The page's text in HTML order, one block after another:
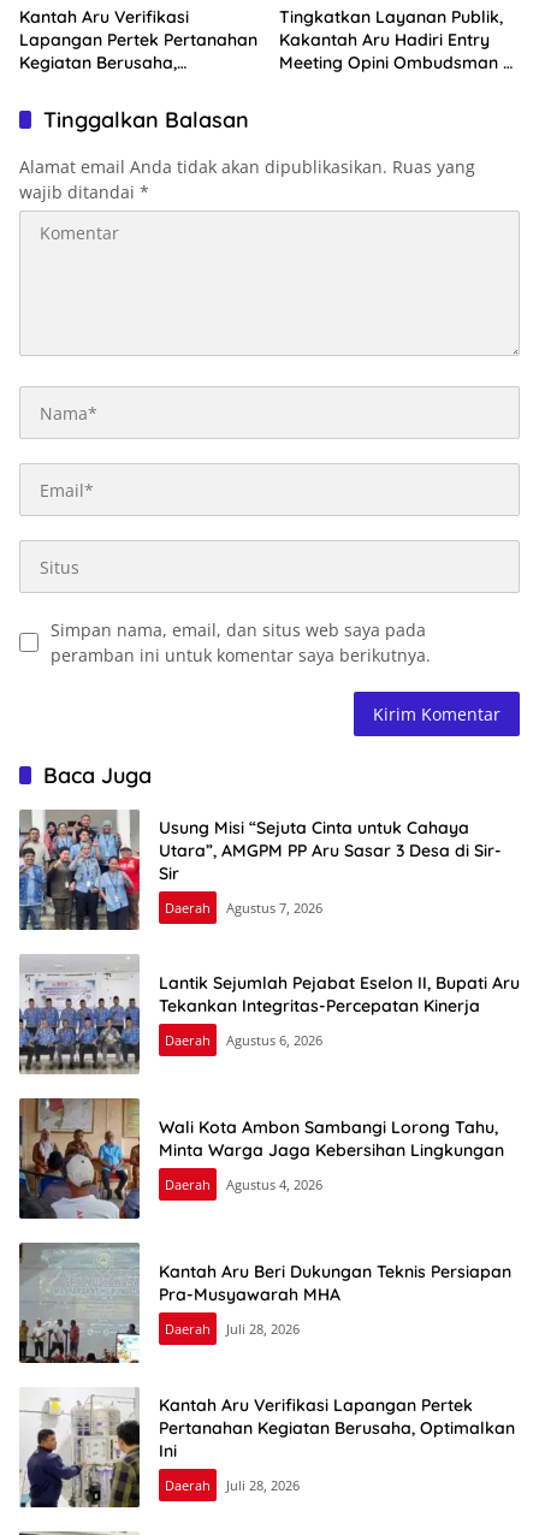
Kantah Aru Verifikasi
Lapangan Pertek Pertanahan
Kegiatan Berusaha,
Tingkatkan Layanan Publik,
Kakantah Aru Hadiri Entry
Meeting Opini Ombudsman RI
Tinggalkan Balasan
Alamat email Anda tidak akan dipublikasikan. Ruas yang
wajib ditandai *
Simpan nama, email, dan situs web saya pada
peramban ini untuk komentar saya berikutnya.
Baca Juga
Usung Misi “Sejuta Cinta untuk Cahaya
Utara”, AMGPM PP Aru Sasar 3 Desa di Sir-
Sir
Daerah Agustus 7, 2026
Lantik Sejumlah Pejabat Eselon II, Bupati Aru
Tekankan Integritas-Percepatan Kinerja
Daerah Agustus 6, 2026
Wali Kota Ambon Sambangi Lorong Tahu,
Minta Warga Jaga Kebersihan Lingkungan
Daerah Agustus 4, 2026
Kantah Aru Beri Dukungan Teknis Persiapan
Pra-Musyawarah MHA
Daerah Juli 28, 2026
Kantah Aru Verifikasi Lapangan Pertek
Pertanahan Kegiatan Berusaha, Optimalkan
Ini
Daerah Juli 28, 2026